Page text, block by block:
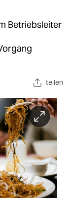
Betriebsleiter
teilen